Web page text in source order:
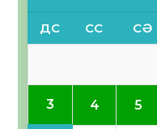
ДС СС СӘ
3 4 5